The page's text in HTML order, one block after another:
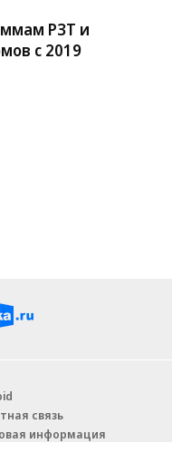
РЗТ и
с 2019
связь
информация